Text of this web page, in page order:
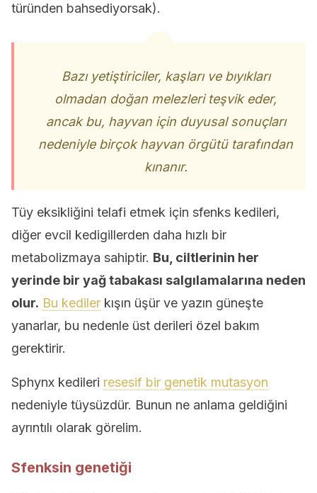
türünden bahsediyorsak).
Bazı yetiştiriciler, kaşları ve bıyıkları
olmadan doğan melezleri teşvik eder,
ancak bu, hayvan için duyusal sonuçları
nedeniyle birçok hayvan örgütü tarafından
kınanır.
Tüy eksikliğini telafi etmek için sfenks kedileri,
diğer evcil kedigillerden daha hızlı bir
metabolizmaya sahiptir. Bu, ciltlerinin her
yerinde bir yağ tabakası salgılamalarına neden
olur. Bu kediler kışın üşür ve yazın güneşte
yanarlar, bu nedenle üst derileri özel bakım
gerektirir.
Sphynx kedileri resesif bir genetik mutasyon
nedeniyle tüysüzdür. Bunun ne anlama geldiğini
ayrıntılı olarak görelim.
Sfenksin genetiği